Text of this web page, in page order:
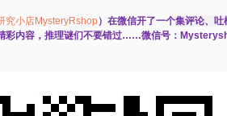
究小店MysteryRshop）在微信开了一个集评论、吐
彩内容，推理谜们不要错过……微信号：